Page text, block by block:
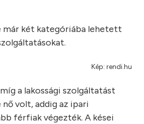
már két kategóriába lehetett
Kép: rendi.hu
a lakossági szolgáltatást
nő volt, addig az ipari
férfiak végezték. A kései